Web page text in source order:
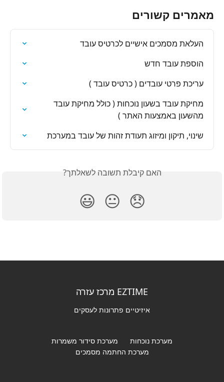
מאמרים קשורים
העלאת מסמכים אישיים לכרטיס עובד
הוספת עובד חדש
עריכת פרטי עובדים ( כרטיס עובד )
מחיקת עובד בשעון נוכחות ( כולל מחיקת עובד
מהשעון באמצעות האתר )
שינוי, תיקון ומיזוג תעודת זהות של עובד במערכת
האם קיבלת תשובה לשאלתך?
😞
😐
😃
EZTIME מרכז עזרה
איזיטיים פתרונות לעסקים
מערכת נוכחות
מערכת סידור משמרות
מערכת החתמה מסמכים